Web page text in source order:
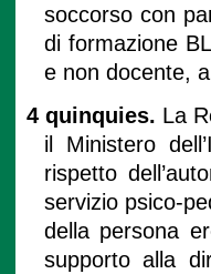
soccorso con
di formazione
e non docente,
4 quinquies. La
il Ministero
rispetto
servizio psico-
della persona
supporto alla